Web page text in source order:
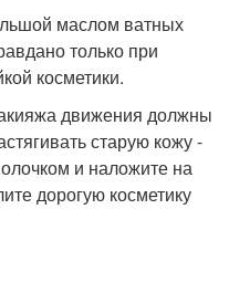
маслом ватных
только при
косметики.
движения должны
старую кожу -
и наложите на
дорогую косметику